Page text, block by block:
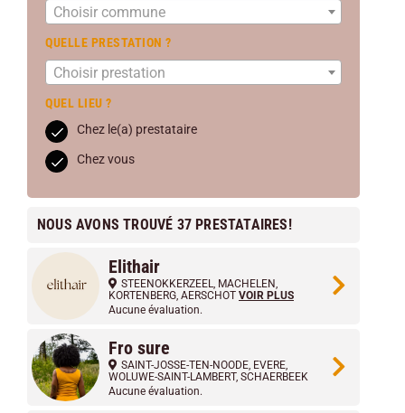
Choisir commune
QUELLE PRESTATION ?
Choisir prestation
QUEL LIEU ?
Chez le(a) prestataire
Chez vous
NOUS AVONS TROUVÉ 37 PRESTATAIRES!
Elithair
STEENOKKERZEEL, MACHELEN,
KORTENBERG, AERSCHOT VOIR PLUS
Aucune évaluation.
Fro sure
SAINT-JOSSE-TEN-NOODE, EVERE,
WOLUWE-SAINT-LAMBERT, SCHAERBEEK
Aucune évaluation.